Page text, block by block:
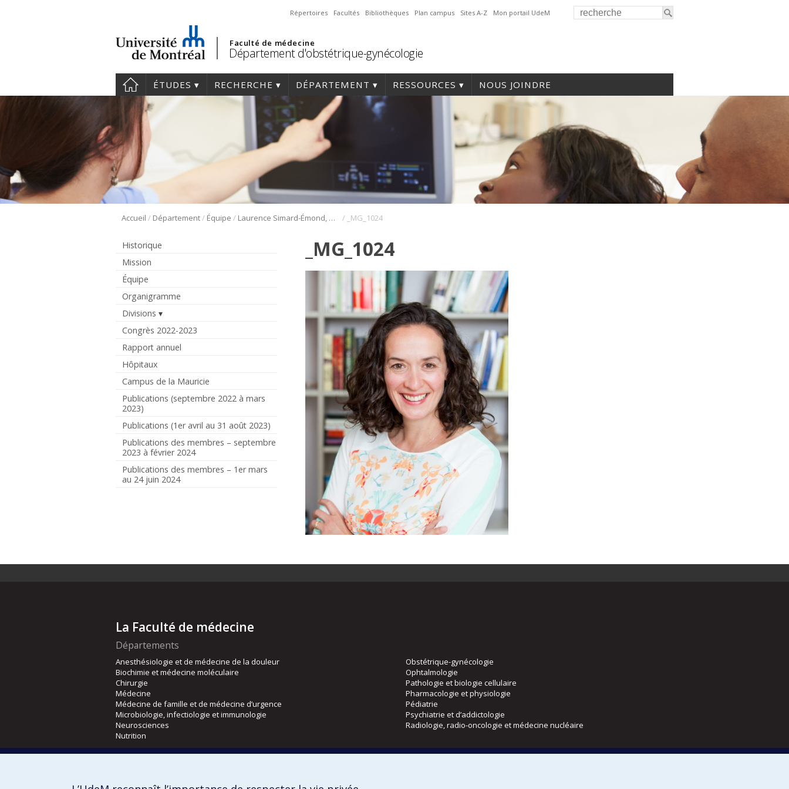
Répertoires Facultés Bibliothèques Plan campus Sites A-Z Mon portail UdeM
Faculté de médecine
Département d'obstétrique-gynécologie
ÉTUDES RECHERCHE DÉPARTEMENT RESSOURCES NOUS JOINDRE
Accueil / Département/ Équipe / Laurence Simard-Émond, M.D., F.R.C.S.C. / _MG_1024
Historique
Mission
Équipe
Organigramme
Divisions
Congrès 2022-2023
Rapport annuel
Hôpitaux
Campus de la Mauricie
Publications (septembre 2022 à mars
2023)
Publications (1er avril au 31 août 2023)
Publications des membres – septembre
2023 à février 2024
Publications des membres – 1er mars
au 24 juin 2024
_MG_1024
La Faculté de médecine
Départements
Anesthésiologie et de médecine de la douleur
Biochimie et médecine moléculaire
Chirurgie
Médecine
Médecine de famille et de médecine d’urgence
Microbiologie, infectiologie et immunologie
Neurosciences
Nutrition
Obstétrique-gynécologie
Ophtalmologie
Pathologie et biologie cellulaire
Pharmacologie et physiologie
Pédiatrie
Psychiatrie et d’addictologie
Radiologie, radio-oncologie et médecine nucléaire